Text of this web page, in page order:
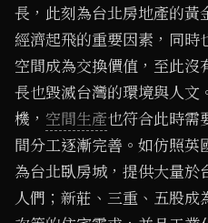
長，此刻為台北房地產的黃
經濟起飛的重要因素，同時
空間成為交換價值，至此沒
長也毀滅台灣的環境與人文
機， 空間生產也符合此時需
間分工逐漸完善。如仿照
為台北臥房城，提供大量於
人們；新莊、三重、五股